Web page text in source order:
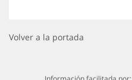
Volver a la portada